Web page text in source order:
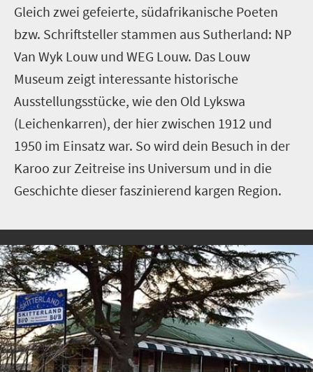
Gleich zwei gefeierte, südafrikanische Poeten
bzw. Schriftsteller stammen aus Sutherland: NP
Van Wyk Louw und WEG Louw. Das Louw
Museum zeigt interessante historische
Ausstellungsstücke, wie den Old Lykswa
(Leichenkarren), der hier zwischen 1912 und
1950 im Einsatz war. So wird dein Besuch in der
Karoo zur Zeitreise ins Universum und in die
Geschichte dieser faszinierend kargen Region.